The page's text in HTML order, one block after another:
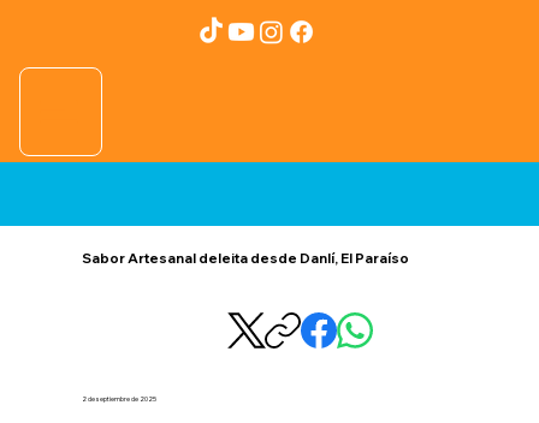
Sabor Artesanal deleita desde Danlí, El Paraíso
2 de septiembre de 2025